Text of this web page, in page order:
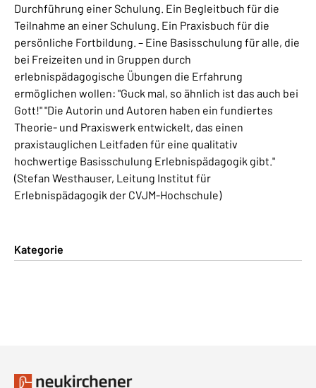
Durchführung einer Schulung. Ein Begleitbuch für die
Teilnahme an einer Schulung. Ein Praxisbuch für die
persönliche Fortbildung. – Eine Basisschulung für alle, die
bei Freizeiten und in Gruppen durch
erlebnispädagogische Übungen die Erfahrung
ermöglichen wollen: "Guck mal, so ähnlich ist das auch bei
Gott!" "Die Autorin und Autoren haben ein fundiertes
Theorie- und Praxiswerk entwickelt, das einen
praxistauglichen Leitfaden für eine qualitativ
hochwertige Basisschulung Erlebnispädagogik gibt."
(Stefan Westhauser, Leitung Institut für
Erlebnispädagogik der CVJM-Hochschule)
Kategorie